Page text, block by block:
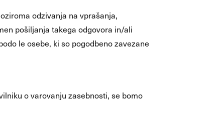
odzivanja na vprašanja,
pošiljanja takega odgovora in/ali
le osebe, ki so pogodbeno zavezane
o varovanju zasebnosti, se bomo